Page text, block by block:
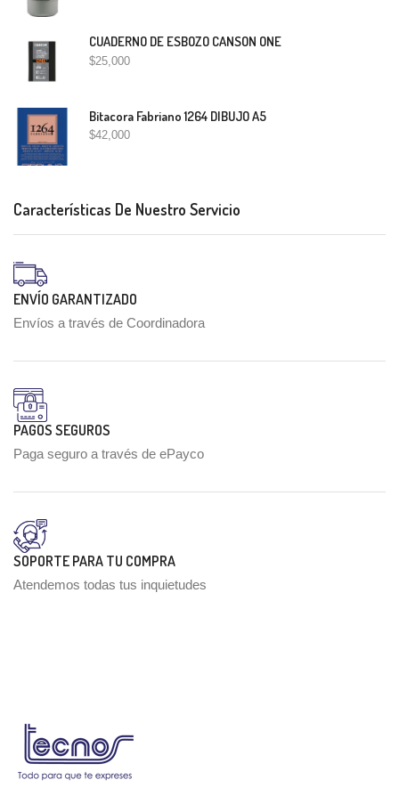
CUADERNO DE ESBOZO CANSON ONE
$25,000
Bitacora Fabriano 1264 DIBUJO A5
$42,000
Características De Nuestro Servicio
ENVÍO GARANTIZADO
Envíos a través de Coordinadora
PAGOS SEGUROS
Paga seguro a través de ePayco
SOPORTE PARA TU COMPRA
Atendemos todas tus inquietudes